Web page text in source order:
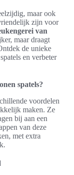
maar ook
zijn voor
van
maar draagt
de unieke
en verbeter
spatels?
voordelen
maken. Ze
bij aan een
van deze
met extra